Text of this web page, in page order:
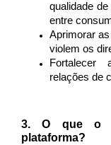
qualidade
entre
Aprimorar
violem os
Fortalecer
relações de
3. O que o
plataforma?